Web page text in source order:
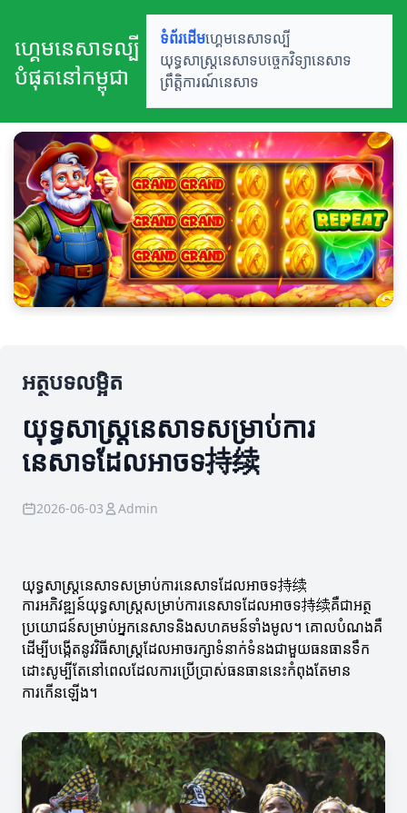
ហ្គេមនេសាទល្បី
បំផុតនៅកម្ពុជា
ទំព័រដើមហ្គេមនេសាទល្បី
យុទ្ធសាស្ត្រនេសាទបច្ចេកវិទ្យានេសាទ
ព្រឹត្តិការណ៍នេសាទ
អត្ថបទលម្អិត
យុទ្ធសាស្ត្រនេសាទសម្រាប់ការ
នេសាទដែលអាចទ持续
2026-06-03 Admin
យុទ្ធសាស្ត្រនេសាទសម្រាប់ការនេសាទដែលអាចទ持续
ការអភិវឌ្ឍន៍យុទ្ធសាស្ត្រ​សម្រាប់ការនេសាទដែលអាចទ持续គឺជាអត្ថ
ប្រយោជន៍សម្រាប់អ្នកនេសាទនិងសហគមន៍ទាំងមូល។ គោលបំណងគឺ
ដើម្បីបង្កើតនូវវិធីសាស្ត្រដែលអាចរក្សាទំនាក់ទំនងជាមួយធនធានទឹក
ដោះសូម្បីតែនៅពេលដែលការប្រើប្រាស់ធនធាននេះកំពុងតែមាន
ការកើនឡើង។